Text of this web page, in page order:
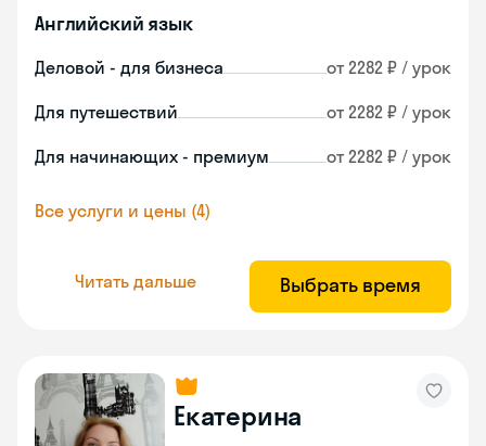
Английский язык
Деловой - для бизнеса от 2282 ₽ / урок
Для путешествий от 2282 ₽ / урок
Для начинающих - премиум от 2282 ₽ / урок
Все услуги и цены (4)
Читать дальше Выбрать время
Екатерина